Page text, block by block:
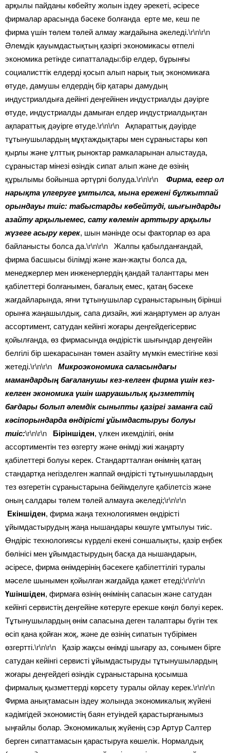
арқылы пайданы көбейту жолын іздеу әрекеті, әсіресе
фирмалар арасында бәсеке болғанда ерте ме, кеш пе
фирма үшін төлем төлей алмау жағдайына әкеледі.\r\n\r\n
Әлемдік қауымдастықтың қазіргі экономикасы өтпелі
экономика ретінде сипатталады:бір елдер, бұрынғы
социалисттік елдерді қосып алып нарық тық экономикаға
өтуде, дамушы елдердің бір қатары дамудың
индустриалдыға дейінгі деңгейінен индустриалды дәуірге
өтуде, индустриалды дамыған елдер индустриалдықтан
ақпараттық дәуірге өтуде.\r\n\r\n Ақпараттық дәуірде
тұтынушылардың мұқтаждықтары мен сұраныстары көп
қырлы және ұлттық рыноктар рамкаларынан алыстауда,
сұраныстар мінезі өзіндік сипат алып және де өзінің
құрылымы бойынша әртүрлі болуда.\r\n\r\n
Фирма, егер ол
нарықта үлгеруге ұмтылса, мына ережені бұлжытпай
орындауы тиіс: табыстарды көбейтуді, шығындарды
азайту арқылыемес, сату көлемін арттыру арқылы
жүзеге асыру керек, шын мәнінде осы факторлар өз ара
байланысты болса да.\r\n\r\n Жалпы қабылданғандай,
фирма басшысы білімді және жан-жақты болса да,
менеджерлер мен инженерлердің қандай таланттары мен
қабілеттері болғанымен, бағалық емес, қатаң бәсеке
жағдайларында, яғни тұтынушылар сұраныстарының бірінші
орынға жаңашылдық, сапа дизайн, жиі жаңартумен әр алуан
ассортимент, сатудан кейінгі жоғары деңгейдегісервис
қойылғанда, өз фирмасында өндірістік шығындар деңгейін
белгілі бір шекарасынан төмен азайту мүмкін еместігіне көзі
жетеді.\r\n\r\n Микроэкономика саласындағы
мамандардың бағаланушы кез-келген фирма үшін кез-
келген экономика үшін шаруашылық қызметтің
бағдары болып әлемдік сыныпты қазіргі заманға сай
кәсіпорындарда өндірісті ұйымдастыруы болуы
тиіс:\r\n\r\n Біріншіден, үлкен икемділігі, өнім
ассортиментін тез өзгерту және өнімді жиі жаңарту
қабілеттері болуы керек. Стандартталған өнімнің қатаң
стандартқа негізделген жаппай өндірісті тұтынушылардың
тез өзгеретін сұраныстарына бейімделуге қабілетсіз және
оның салдары төлем төлей алмауға әкеледі;\r\n\r\n
Екіншіден, фирма жаңа технологиямен өндірісті
ұйымдастырудың жаңа нышандары көшуге ұмтылуы тиіс.
Өндіріс технологиясы күрделі екені соншалықты, қазір еңбек
бөлінісі мен ұйымдастырудың басқа да нышандарын,
әсіресе, фирма өнімдерінің бәсекеге қабілеттілігі туралы
мәселе шынымен қойылған жағдайда қажет етеді;\r\n\r\n
Үшіншіден, фирмаға өзінің өнімінің сапасын және сатудан
кейінгі сервистің деңгейіне көтеруге ерекше көңіл бөлуі керек.
Тұтынушылардың өнім сапасына деген талаптары бүгін тек
өсіп қана қойған жоқ, және де өзінің сипатын түбірімен
өзгертті.\r\n\r\n Қазір жақсы өнімді шығару аз, сонымен бірге
сатудан кейінгі сервисті ұйымдастыруды тұтынушылардың
жоғары деңгейдегі өзіндік сұраныстарына қосымша
фирмалық қызметтерді көрсету туралы ойлау керек.\r\n\r\n
Фирма анықтамасын іздеу жолында экономикалық жүйені
кәдімгідей экономистің баян етуіндей қарастырғанымыз
ыңғайлы болар. Экономикалық жүйенің сэр Артур Салтер
берген сипаттамасын қарастыруға көшелік. Нормалдық